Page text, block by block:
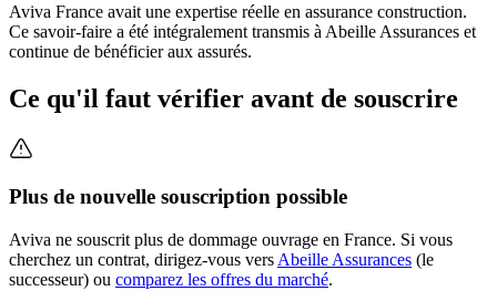
Aviva France avait une expertise réelle en assurance construction.
Ce savoir-faire a été intégralement transmis à Abeille Assurances et
continue de bénéficier aux assurés.
Ce qu'il faut vérifier avant de souscrire
Plus de nouvelle souscription possible
Aviva ne souscrit plus de dommage ouvrage en France. Si vous
cherchez un contrat, dirigez-vous vers Abeille Assurances (le
successeur) ou comparez les offres du marché.